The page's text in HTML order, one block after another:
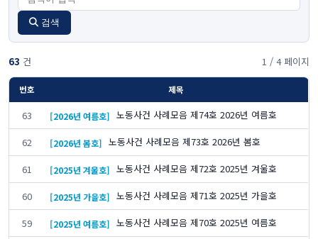
검색
63 건 1 / 4 페이지
번호 제목
63 [2026년 여름호] 노동사건 사례모음 제74호 2026년 여름호
62 [2026년 봄호] 노동사건 사례모음 제73호 2026년 봄호
61 [2025년 겨울호] 노동사건 사례모음 제72호 2025년 겨울호
60 [2025년 가을호] 노동사건 사례모음 제71호 2025년 가을호
59 [2025년 여름호] 노동사건 사례모음 제70호 2025년 여름호